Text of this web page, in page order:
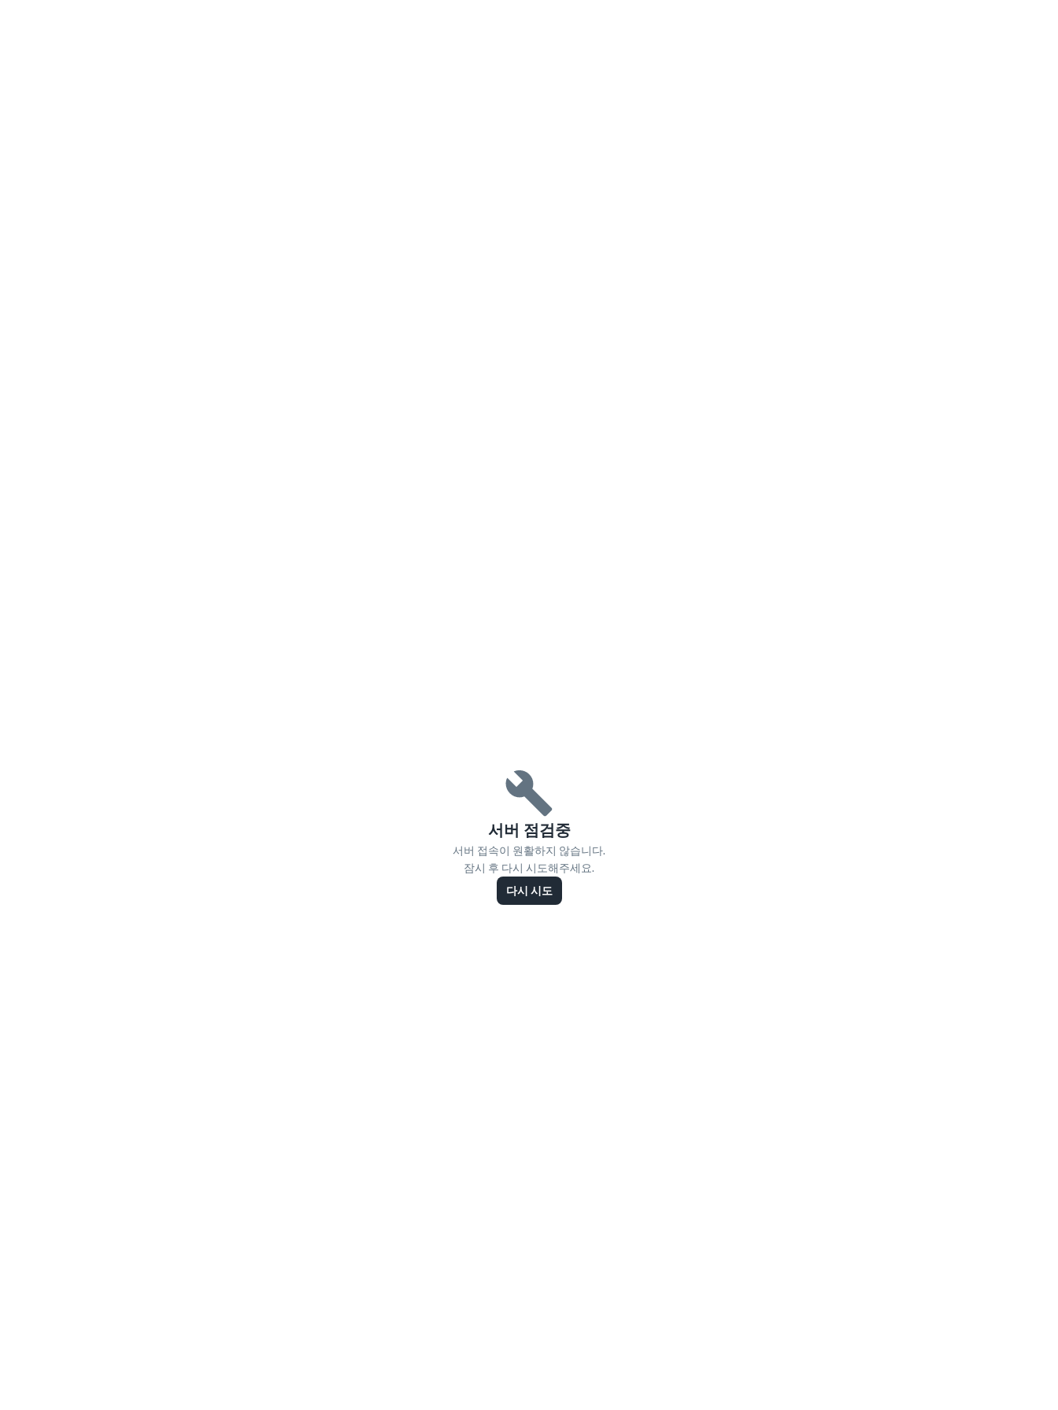
서버 점검중
서버 접속이 원활하지 않습니다.
잠시 후 다시 시도해주세요.
다시 시도